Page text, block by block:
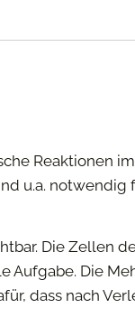
Reaktionen
u.a.
Die Zellen
Aufgabe. Die
dass nach